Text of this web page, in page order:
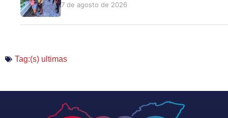
7 de agosto de 2026
Tag:(s) ultimas